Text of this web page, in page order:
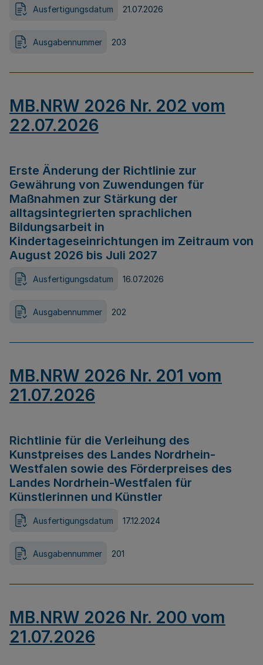
Ausfertigungsdatum 21.07.2026
Ausgabennummer 203
MB.NRW 2026 Nr. 202 vom
22.07.2026
Erste Änderung der Richtlinie zur
Gewährung von Zuwendungen für
Maßnahmen zur Stärkung der
alltagsintegrierten sprachlichen
Bildungsarbeit in
Kindertageseinrichtungen im Zeitraum von
August 2026 bis Juli 2027
Ausfertigungsdatum 16.07.2026
Ausgabennummer 202
MB.NRW 2026 Nr. 201 vom
21.07.2026
Richtlinie für die Verleihung des
Kunstpreises des Landes Nordrhein-
Westfalen sowie des Förderpreises des
Landes Nordrhein-Westfalen für
Künstlerinnen und Künstler
Ausfertigungsdatum 17.12.2024
Ausgabennummer 201
MB.NRW 2026 Nr. 200 vom
21.07.2026